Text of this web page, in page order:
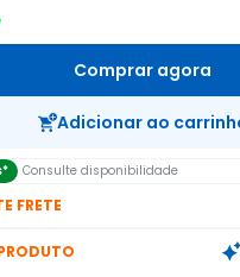
Comprar agora
Adicionar ao
Consulte disponibilidade
FRETE